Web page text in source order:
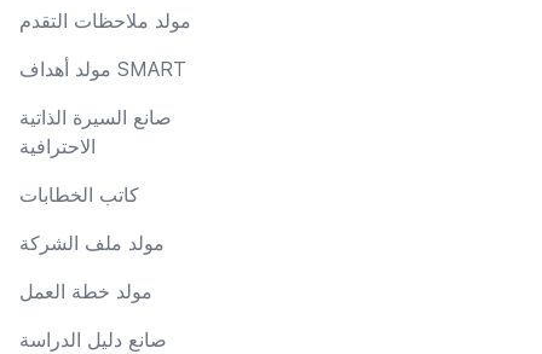
مولد ملاحظات التقدم
مولد أهداف SMART
صانع السيرة الذاتية
الاحترافية
كاتب الخطابات
مولد ملف الشركة
مولد خطة العمل
صانع دليل الدراسة